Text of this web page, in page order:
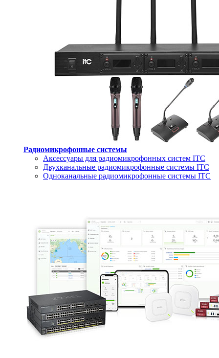
Радиомикрофонные системы
Аксессуары для радиомикрофонных систем ITC
Двухканальные радиомикрофонные системы ITC
Одноканальные радиомикрофонные системы ITC